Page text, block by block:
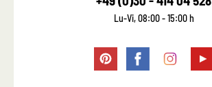
Lu-Vi, 08:00 - 15:00 h